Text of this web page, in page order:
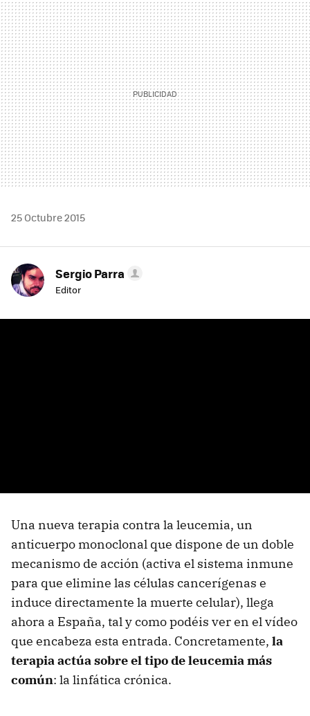
MAIL
25 Octubre 2015
Sergio Parra
Editor
Una nueva terapia contra la leucemia, un
anticuerpo monoclonal que dispone de un doble
mecanismo de acción (activa el sistema inmune
para que elimine las células cancerígenas e
induce directamente la muerte celular), llega
ahora a España, tal y como podéis ver en el vídeo
que encabeza esta entrada. Concretamente, la
terapia actúa sobre el tipo de leucemia más
común: la linfática crónica.